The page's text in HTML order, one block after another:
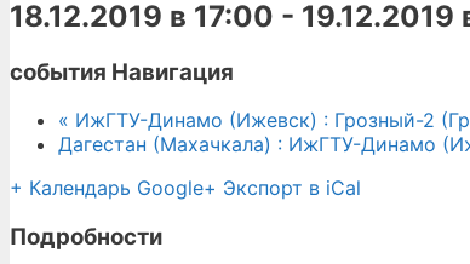
18.12.2019 в 17:00 - 19.12.2019
события Навигация
« ИжГТУ-Динамо (Ижевск) : Грозный-2
Дагестан (Махачкала) : ИжГТУ-Динамо
+ Календарь Google+ Экспорт в iCal
Подробности